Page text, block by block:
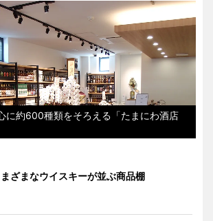
に約600種類をそろえる「たまにわ酒店
ざまなウイスキーが並ぶ商品棚